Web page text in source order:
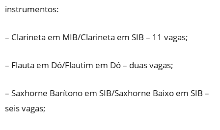
instrumentos:
– Clarineta em MIB/Clarineta em SIB – 11 vagas;
– Flauta em Dó/Flautim em Dó – duas vagas;
– Saxhorne Barítono em SIB/Saxhorne Baixo em SIB –
seis vagas;